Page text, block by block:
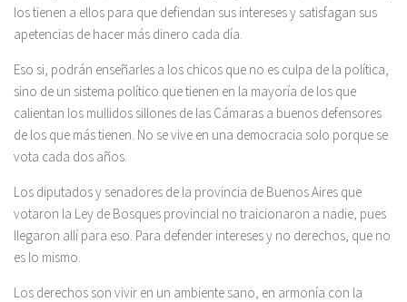
los tienen a ellos para que defiendan sus intereses y satisfagan sus
apetencias de hacer más dinero cada día.
Eso si, podrán enseñarles a los chicos que no es culpa de la política,
sino de un sistema político que tienen en la mayoría de los que
calientan los mullidos sillones de las Cámaras a buenos defensores
de los que más tienen. No se vive en una democracia solo porque se
vota cada dos años.
Los diputados y senadores de la provincia de Buenos Aires que
votaron la Ley de Bosques provincial no traicionaron a nadie, pues
llegaron allí para eso. Para defender intereses y no derechos, que no
es lo mismo.
Los derechos son vivir en un ambiente sano, en armonía con la